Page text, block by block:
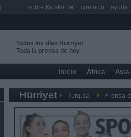
Todos los días Hürriyet
Toda la prensa de hoy
Inicio África
Hürriyet Turquía Prensa
sobre Kiosko.net contacto ayuda